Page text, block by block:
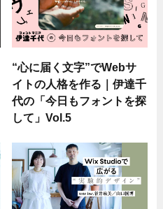
“心に届く文字”でWebサ
イトの人格を作る｜伊達千
代の「今日もフォントを探
して」Vol.5